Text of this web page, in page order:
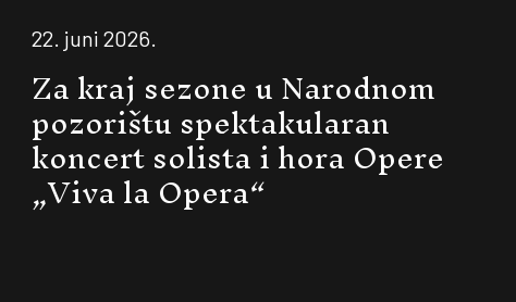
22. juni 2026.
Za kraj sezone u Narodnom
pozorištu spektakularan
koncert solista i hora Opere
„Viva la Opera“